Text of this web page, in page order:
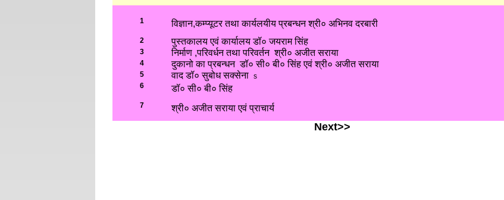
1 विज्ञान,कम्प्यूटर तथा कार्यलयीय प्रबन्धन श्री० अभिनव दरबारी
2 पुस्तकालय एवं कार्यालय डॉ० जयराम सिंह
3 निर्माण ,परिवर्धन तथा परिवर्तन श्री० अजीत सराया
4 दुकानो का प्रबन्धन डॉ० सी० बी० सिंह एवं श्री० अजीत सराया
5 वाद डॉ० सुबोध सक्सेना s
6
डॉ० सी० बी० सिंह
7 श्री० अजीत सराया एवं प्राचार्य
Next>>